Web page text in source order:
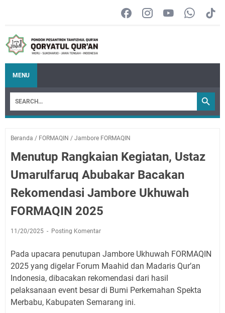
MENU
Beranda / FORMAQIN / Jambore FORMAQIN
Menutup Rangkaian Kegiatan, Ustaz
Umarulfaruq Abubakar Bacakan
Rekomendasi Jambore Ukhuwah
FORMAQIN 2025
11/20/2025 Posting Komentar
Pada upacara penutupan Jambore Ukhuwah FORMAQIN
2025 yang digelar Forum Maahid dan Madaris Qur’an
Indonesia, dibacakan rekomendasi dari hasil
pelaksanaan event besar di Bumi Perkemahan Spekta
Merbabu, Kabupaten Semarang ini.